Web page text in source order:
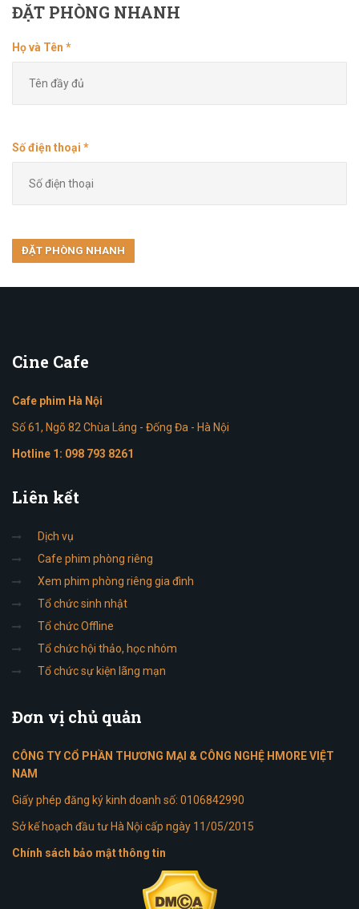
ĐẶTPHÒNG NHANH
Họ và Tên *
Số điện thoại *
Cine Cafe
Cafe phim Hà Nội
Số 61, Ngõ 82 Chùa Láng - Đống Đa - Hà Nội
Hotline 1: 098 793 8261
Liên kết
Dịch vụ
Cafe phim phòng riêng
Xem phim phòng riêng gia đình
Tổ chức sinh nhật
Tổ chức Offline
Tổ chức hội thảo, học nhóm
Tổ chức sự kiện lãng mạn
Đơn vị chủ quản
CÔNG TY CỔ PHẦN THƯƠNG MẠI & CÔNG NGHỆ HMORE VIỆT
NAM
Giấy phép đăng ký kinh doanh số: 0106842990
Sở kế hoạch đầu tư Hà Nội cấp ngày 11/05/2015
Chính sách bảo mật thông tin